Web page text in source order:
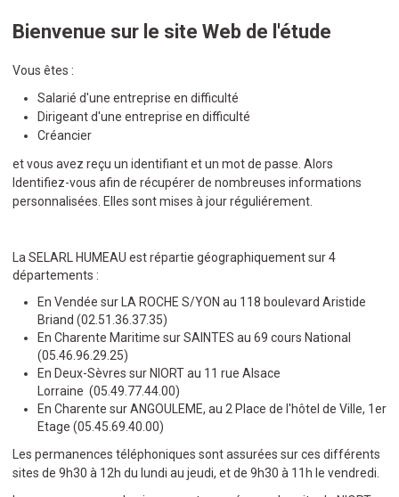
Bienvenue sur le site Web de l'étude
Vous êtes :
Salarié d'une entreprise en difficulté
Dirigeant d'une entreprise en difficulté
Créancier
et vous avez reçu un identifiant et un mot de passe. Alors
Identifiez-vous afin de récupérer de nombreuses informations
personnalisées. Elles sont mises à jour réguliérement.
La SELARL HUMEAU est répartie géographiquement sur 4
départements :
En Vendée sur LA ROCHE S/YON au 118 boulevard Aristide
Briand (02.51.36.37.35)
En Charente Maritime sur SAINTES au 69 cours National
(05.46.96.29.25)
En Deux-Sèvres sur NIORT au 11 rue Alsace
Lorraine (05.49.77.44.00)
En Charente sur ANGOULEME, au 2 Place de l'hôtel de Ville, 1er
Etage (05.45.69.40.00)
Les permanences téléphoniques sont assurées sur ces différents
sites de 9h30 à 12h du lundi au jeudi, et de 9h30 à 11h le vendredi.